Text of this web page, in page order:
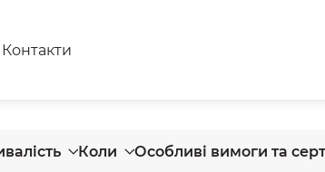
Контакти
Коли Особливі вимоги та